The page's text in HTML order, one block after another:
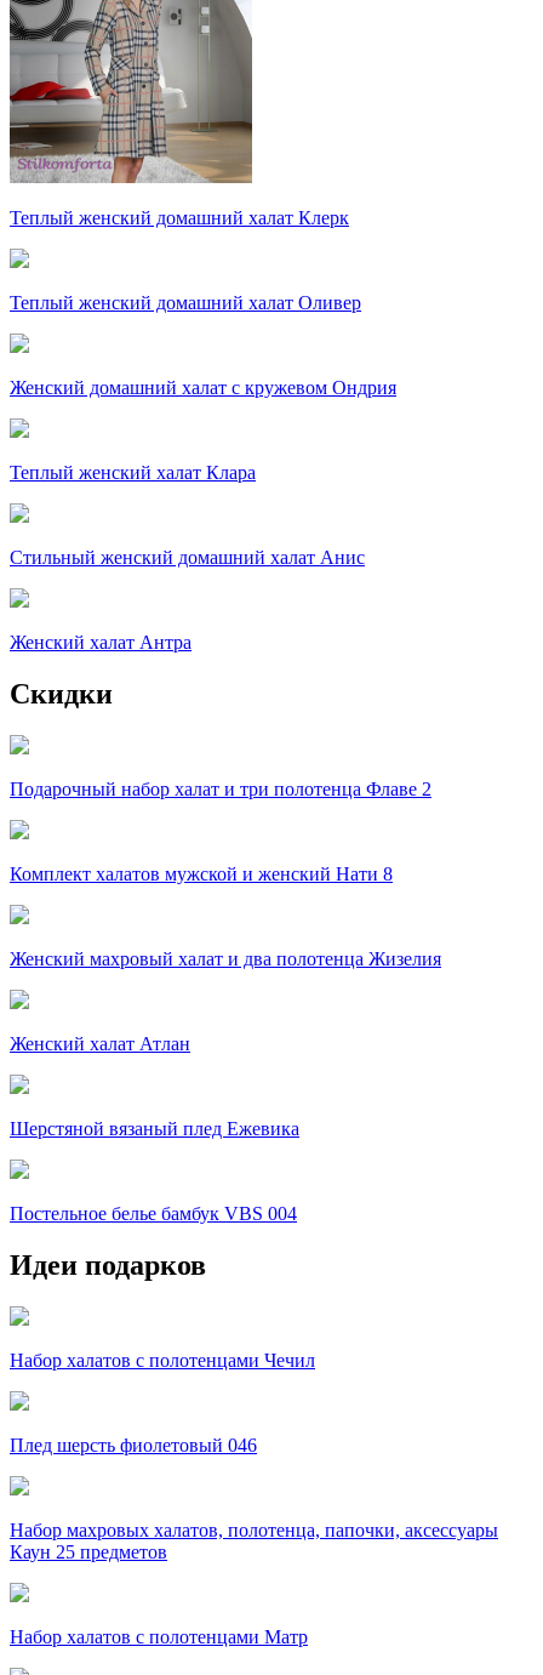
Теплый женский домашний халат Клерк
Теплый женский домашний халат Оливер
Женский домашний халат с кружевом Ондрия
Теплый женский халат Клара
Стильный женский домашний халат Анис
Женский халат Антра
Скидки
Подарочный набор халат и три полотенца Флаве 2
Комплект халатов мужской и женский Нати 8
Женский махровый халат и два полотенца Жизелия
Женский халат Атлан
Шерстяной вязаный плед Ежевика
Постельное белье бамбук VBS 004
Идеи подарков
Набор халатов с полотенцами Чечил
Плед шерсть фиолетовый 046
Набор махровых халатов, полотенца, папочки, аксессуары
Каун 25 предметов
Набор халатов с полотенцами Матр